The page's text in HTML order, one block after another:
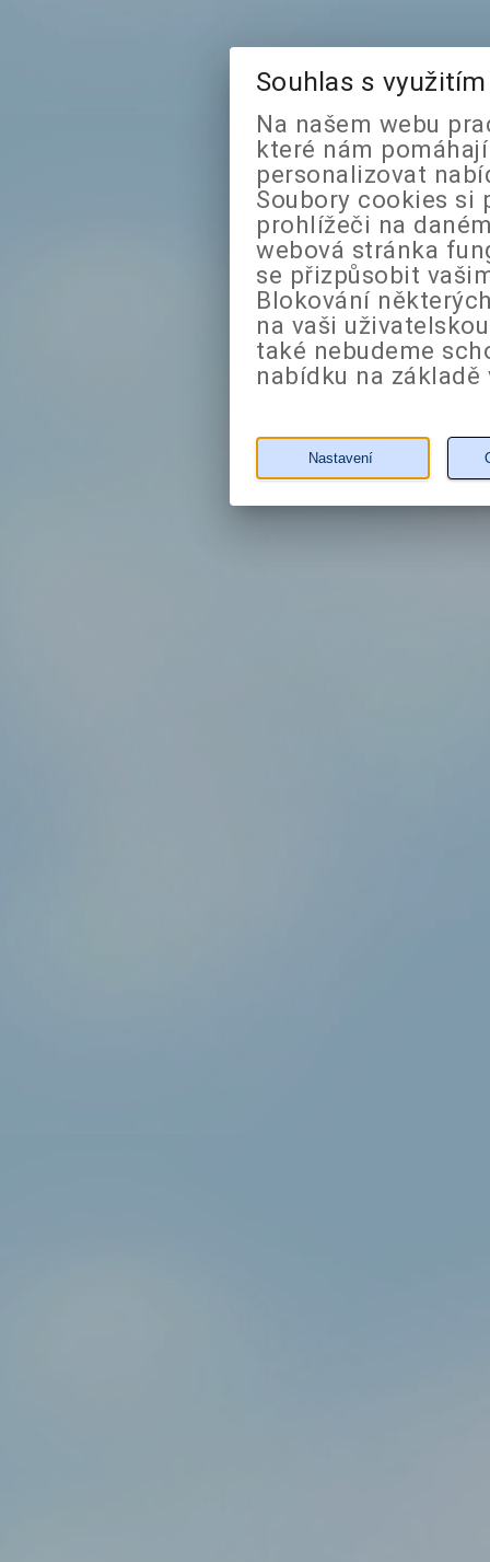
Souhlas s
Na našem webu
které nám
personalizovat
Soubory cookies si
prohlížeči na
webová stránka
se přizpůsobit
Blokování
na vaši
také nebudeme
nabídku na
Nastavení